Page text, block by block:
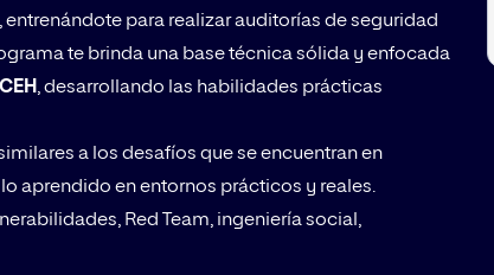
para realizar auditorías de seguridad
te brinda una base técnica sólida y enfocada
, desarrollando las habilidades prácticas
a los desafíos que se encuentran en
aprendido en entornos prácticos y reales.
Red Team, ingeniería social,